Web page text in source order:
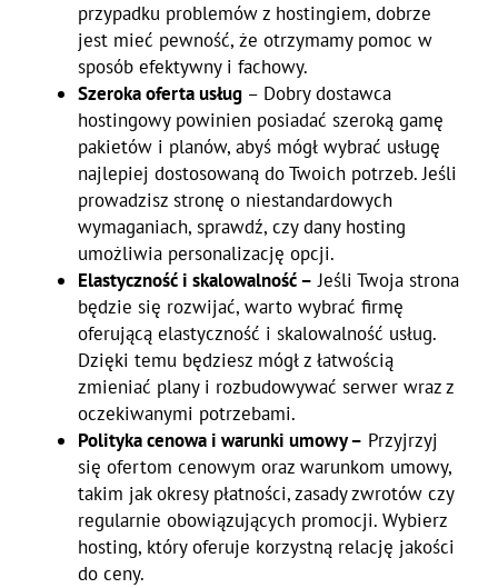
przypadku problemów z hostingiem, dobrze
jest mieć pewność, że otrzymamy pomoc w
sposób efektywny i fachowy.
Szeroka oferta usług – Dobry dostawca
hostingowy powinien posiadać szeroką gamę
pakietów i planów, abyś mógł wybrać usługę
najlepiej dostosowaną do Twoich potrzeb. Jeśli
prowadzisz stronę o niestandardowych
wymaganiach, sprawdź, czy dany hosting
umożliwia personalizację opcji.
Elastyczność i skalowalność – Jeśli Twoja strona
będzie się rozwijać, warto wybrać firmę
oferującą elastyczność i skalowalność usług.
Dzięki temu będziesz mógł z łatwością
zmieniać plany i rozbudowywać serwer wraz z
oczekiwanymi potrzebami.
Polityka cenowa i warunki umowy – Przyjrzyj
się ofertom cenowym oraz warunkom umowy,
takim jak okresy płatności, zasady zwrotów czy
regularnie obowiązujących promocji. Wybierz
hosting, który oferuje korzystną relację jakości
do ceny.